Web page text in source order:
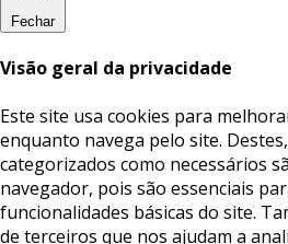
Fechar
Visão geral da privacidade
Este site usa cookies para
enquanto navega pelo site.
categorizados como necessários
navegador, pois são essenciais
funcionalidades básicas do site.
de terceiros que nos ajudam a